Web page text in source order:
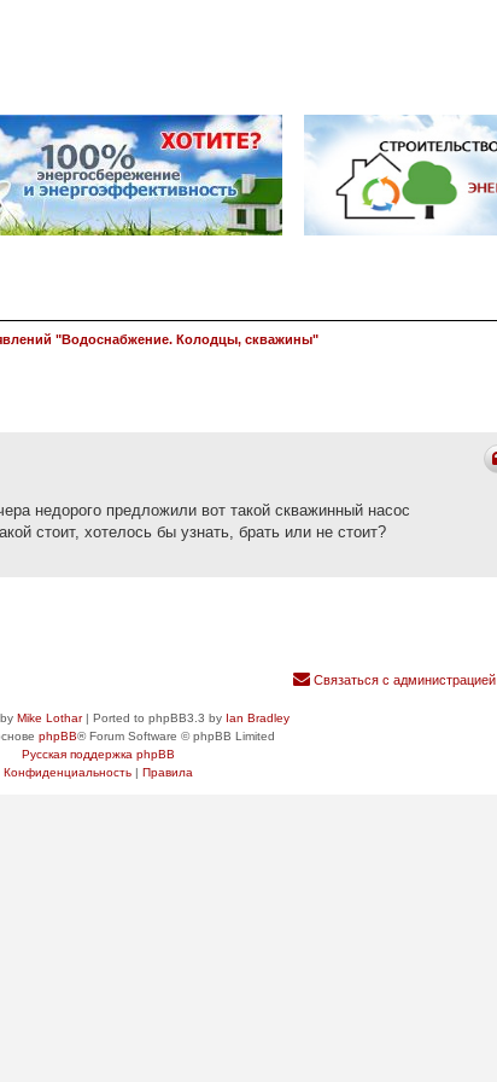
"Водоснабжение. Колодцы, скважины"
недорого предложили вот такой скважинный насос
стоит, хотелось бы узнать, брать или не стоит?
Связаться с администрацией
Mike Lothar| Ported to phpBB3.3 by Ian Bradley
phpBB® Forum Software © phpBB Limited
Русская поддержка phpBB
Конфиденциальность| Правила